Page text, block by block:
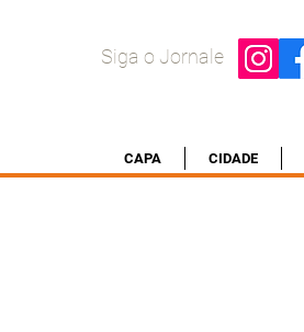
Siga o Jornale
CAPA CIDADE